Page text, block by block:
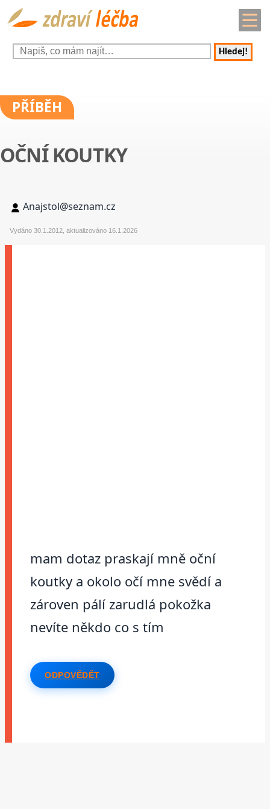
Hledej!
PŘÍBĚH
OČNÍ KOUTKY
Anajstol@seznam.cz
Vydáno 30.1.2012, aktualizováno 16.1.2026
mam dotaz praskají mně oční
koutky a okolo očí mne svědí a
zároven pálí zarudlá pokožka
nevíte někdo co s tím
ODPOVĚDĚT